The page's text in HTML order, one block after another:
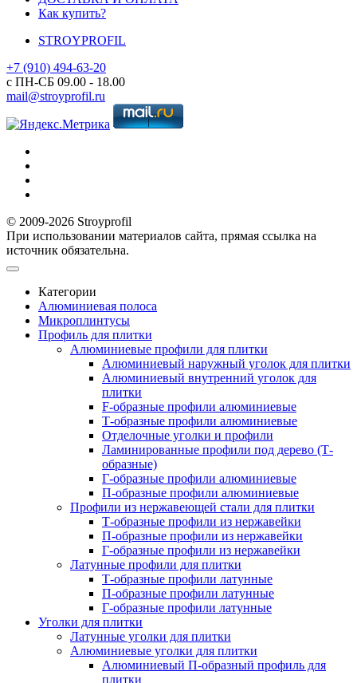
Как купить?
STROYPROFIL
+7 (910) 494-63-20
с ПН-СБ 09.00 - 18.00
mail@stroyprofil.ru
© 2009-2026 Stroyprofil
При использовании материалов сайта, прямая ссылка на
источник обязательна.
Категории
Алюминиевая полоса
Микроплинтусы
Профиль для плитки
Алюминиевые профили для плитки
Алюминиевый наружный уголок для плитки
Алюминиевый внутренний уголок для
плитки
F-образные профили алюминиевые
Т-образные профили алюминиевые
Отделочные уголки и профили
Ламинированные профили под дерево (Т-
образные)
Г-образные профили алюминиевые
П-образные профили алюминиевые
Профили из нержавеющей стали для плитки
Т-образные профили из нержавейки
П-образные профили из нержавейки
Г-образные профили из нержавейки
Латунные профили для плитки
Т-образные профили латунные
П-образные профили латунные
Г-образные профили латунные
Уголки для плитки
Латунные уголки для плитки
Алюминиевые уголки для плитки
Алюминиевый П-образный профиль для
плитки